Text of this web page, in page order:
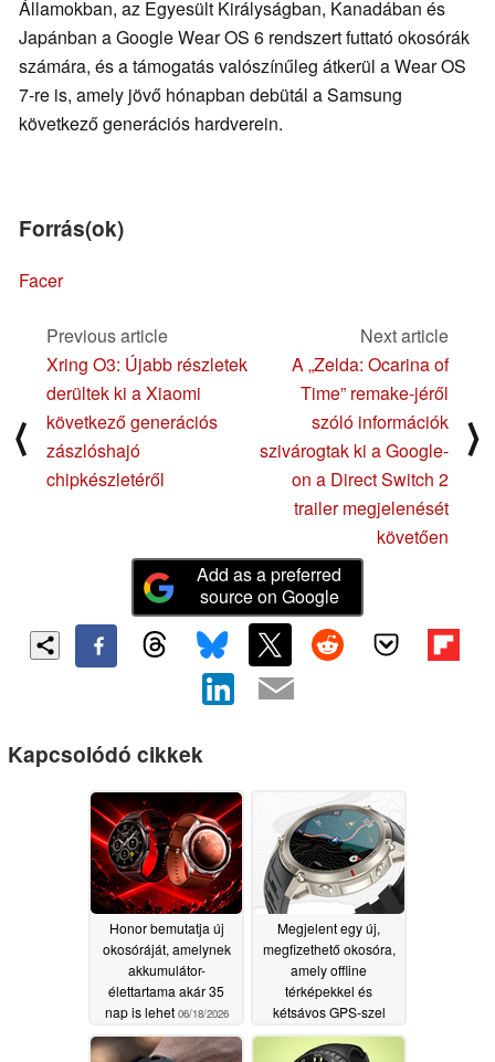
Államokban, az Egyesült Királyságban, Kanadában és
Japánban a Google Wear OS 6 rendszert futtató okosórák
számára, és a támogatás valószínűleg átkerül a Wear OS
7-re is, amely jövő hónapban debütál a Samsung
következő generációs hardverein.
Forrás(ok)
Facer
⟨
Previous article
Xring O3: Újabb részletek
derültek ki a Xiaomi
következő generációs
zászlóshajó
chipkészletéről
Next article
A „Zelda: Ocarina of
Time” remake-jéről
szóló információk
szivárogtak ki a Google-
on a Direct Switch 2
trailer megjelenését
követően
⟩
Add as a preferred
source on Google
Kapcsolódó cikkek
Honor bemutatja új
okosóráját, amelynek
akkumulátor-
élettartama akár 35
nap is lehet 06/18/2026
Megjelent egy új,
megfizethető okosóra,
amely offline
térképekkel és
kétsávos GPS-szel
rendelkezik06/17/2026